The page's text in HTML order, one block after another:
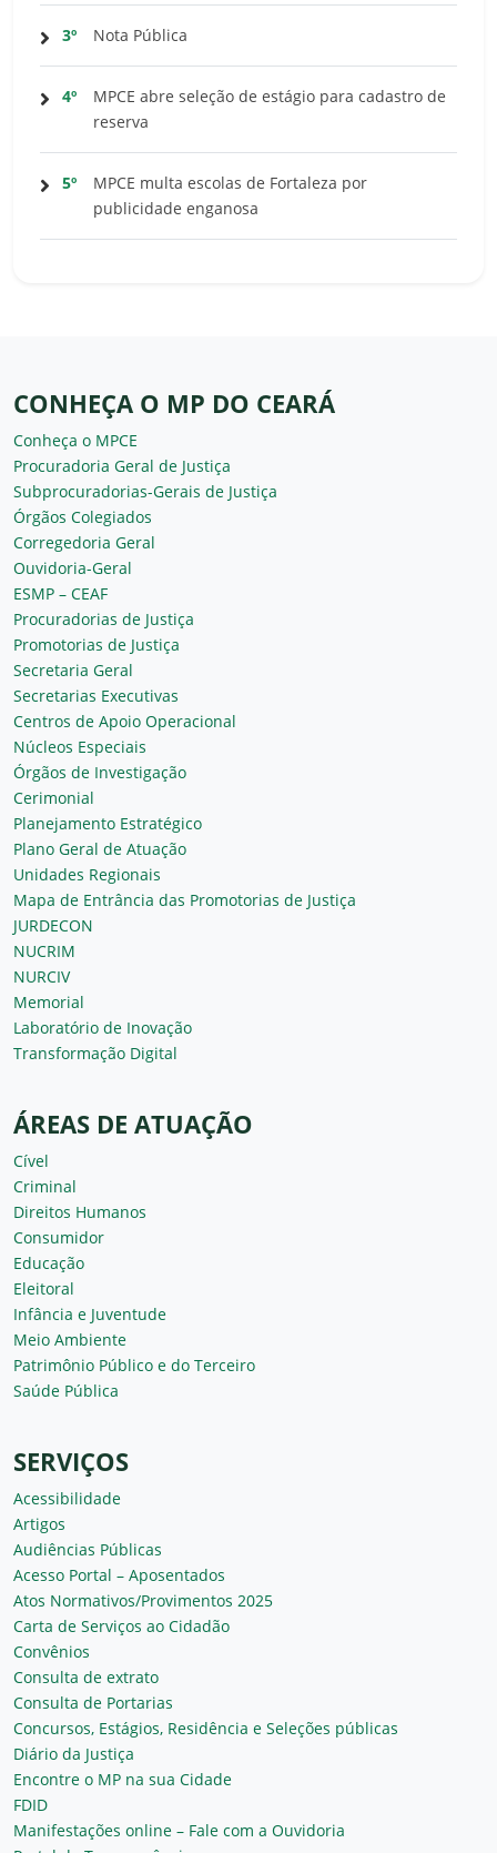
3º Nota Pública
4º
MPCE abre seleção de estágio para cadastro de
reserva
5º
MPCE multa escolas de Fortaleza por
publicidade enganosa
CONHEÇA O MP DO CEARÁ
Conheça o MPCE
Procuradoria Geral de Justiça
Subprocuradorias-Gerais de Justiça
Órgãos Colegiados
Corregedoria Geral
Ouvidoria-Geral
ESMP – CEAF
Procuradorias de Justiça
Promotorias de Justiça
Secretaria Geral
Secretarias Executivas
Centros de Apoio Operacional
Núcleos Especiais
Órgãos de Investigação
Cerimonial
Planejamento Estratégico
Plano Geral de Atuação
Unidades Regionais
Mapa de Entrância das Promotorias de Justiça
JURDECON
NUCRIM
NURCIV
Memorial
Laboratório de Inovação
Transformação Digital
ÁREAS DE ATUAÇÃO
Cível
Criminal
Direitos Humanos
Consumidor
Educação
Eleitoral
Infância e Juventude
Meio Ambiente
Patrimônio Público e do Terceiro
Saúde Pública
SERVIÇOS
Acessibilidade
Artigos
Audiências Públicas
Acesso Portal – Aposentados
Atos Normativos/Provimentos 2025
Carta de Serviços ao Cidadão
Convênios
Consulta de extrato
Consulta de Portarias
Concursos, Estágios, Residência e Seleções públicas
Diário da Justiça
Encontre o MP na sua Cidade
FDID
Manifestações online – Fale com a Ouvidoria